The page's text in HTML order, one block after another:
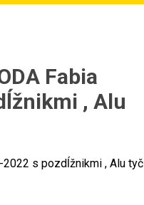
Fabia
, Alu
s pozdĺžnikmi , Alu tyč